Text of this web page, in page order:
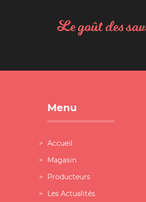
Le goût des
Menu
Accueil
Magasin
Producteurs
Les Actualités